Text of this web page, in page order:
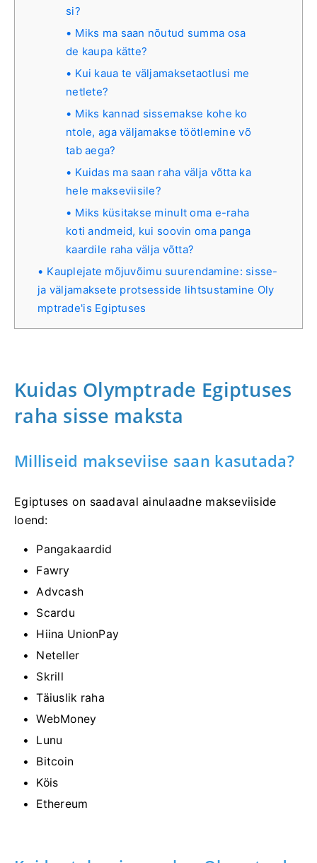
si?
Miks ma saan nõutud summa osa
de kaupa kätte?
Kui kaua te väljamaksetaotlusi me
netlete?
Miks kannad sissemakse kohe ko
ntole, aga väljamakse töötlemine võ
tab aega?
Kuidas ma saan raha välja võtta ka
hele makseviisile?
Miks küsitakse minult oma e-raha
koti andmeid, kui soovin oma panga
kaardile raha välja võtta?
Kauplejate mõjuvõimu suurendamine: sisse-
ja väljamaksete protsesside lihtsustamine Oly
mptrade'is Egiptuses
Kuidas Olymptrade Egiptuses
raha sisse maksta
Milliseid makseviise saan kasutada?
Egiptuses on saadaval ainulaadne makseviiside
loend:
Pangakaardid
Fawry
Advcash
Scardu
Hiina UnionPay
Neteller
Skrill
Täiuslik raha
WebMoney
Lunu
Bitcoin
Köis
Ethereum